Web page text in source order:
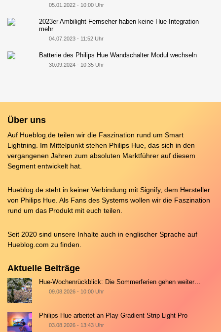
05.01.2022 - 10:00 Uhr
2023er Ambilight-Fernseher haben keine Hue-Integration
mehr
04.07.2023 - 11:52 Uhr
Batterie des Philips Hue Wandschalter Modul wechseln
30.09.2024 - 10:35 Uhr
Über uns
Auf Hueblog.de teilen wir die Faszination rund um Smart
Lightning. Im Mittelpunkt stehen Philips Hue, das sich in den
vergangenen Jahren zum absoluten Marktführer auf diesem
Segment entwickelt hat.
Hueblog.de steht in keiner Verbindung mit Signify, dem Hersteller
von Philips Hue. Als Fans des Systems wollen wir die Faszination
rund um das Produkt mit euch teilen.
Seit 2020 sind unsere Inhalte auch in englischer Sprache auf
Hueblog.com zu finden.
Aktuelle Beiträge
Hue-Wochenrückblick: Die Sommerferien gehen weiter…
09.08.2026 - 10:00 Uhr
Philips Hue arbeitet an Play Gradient Strip Light Pro
03.08.2026 - 13:43 Uhr